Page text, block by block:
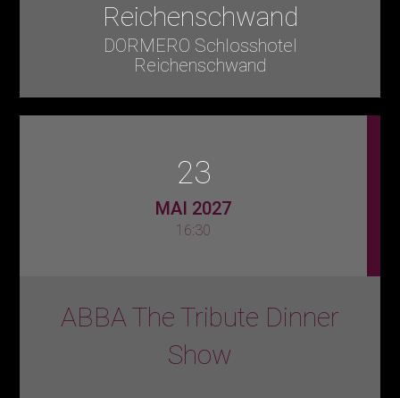
Reichenschwand
DORMERO Schlosshotel
Reichenschwand
23
MAI 2027
16:30
ABBA The Tribute Dinner
Show